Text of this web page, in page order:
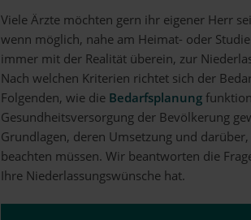
Viele Ärzte möchten gern ihr eigener Herr
wenn möglich, nahe am Heimat- oder
immer mit der Realität überein, zur
Nach welchen Kriterien richtet sich der
Folgenden, wie die Bedarfsplanung
Gesundheitsversorgung der Bevölkerung
Grundlagen, deren Umsetzung und
beachten müssen. Wir beantworten die
Ihre Niederlassungswünsche hat.